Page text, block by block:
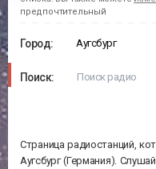
предпочтительный
Город:
Поиск:
Страница радиостанций,
Аугсбург (Германия).